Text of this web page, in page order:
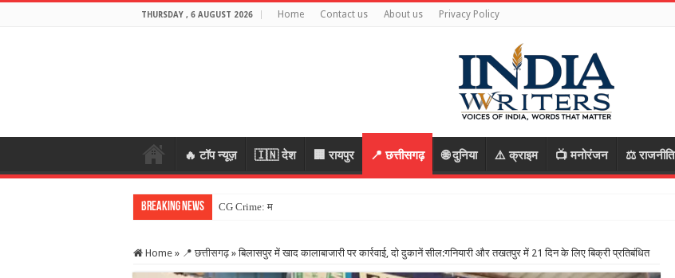
THURSDAY , 6 AUGUST 2026 Home Contact us About us Privacy Policy
🔥 टॉप न्यूज़ 🇮🇳 देश 🏢 रायपुर 📍 छत्तीसगढ़ 🌐 दुनिया ⚠️ क्राइम 📺 मनोरंजन ⚖️ राजनीति
Breaking News CG Crime: महिला के जेवर लेकर भागे आरोपी, रास्ता पूछकर
Home » 📍 छत्तीसगढ़ » बिलासपुर में खाद कालाबाजारी पर कार्रवाई, दो दुकानें सील:गनियारी और तखतपुर में 21 दिन के लिए बिक्री प्रतिबंधित